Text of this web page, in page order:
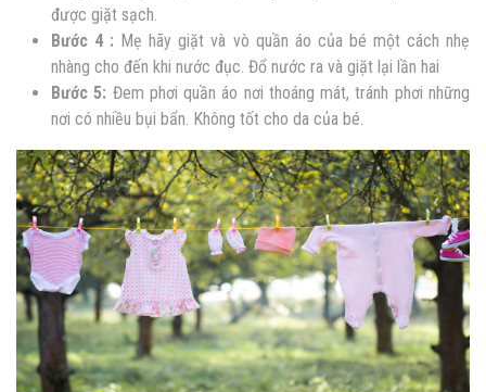
được giặt sạch.
Bước 4 : Mẹ hãy giặt và vò quần áo của bé một cách nhẹ
nhàng cho đến khi nước đục. Đổ nước ra và giặt lại lần hai
Bước 5: Đem phơi quần áo nơi thoáng mát, tránh phơi những
nơi có nhiều bụi bẩn. Không tốt cho da của bé.